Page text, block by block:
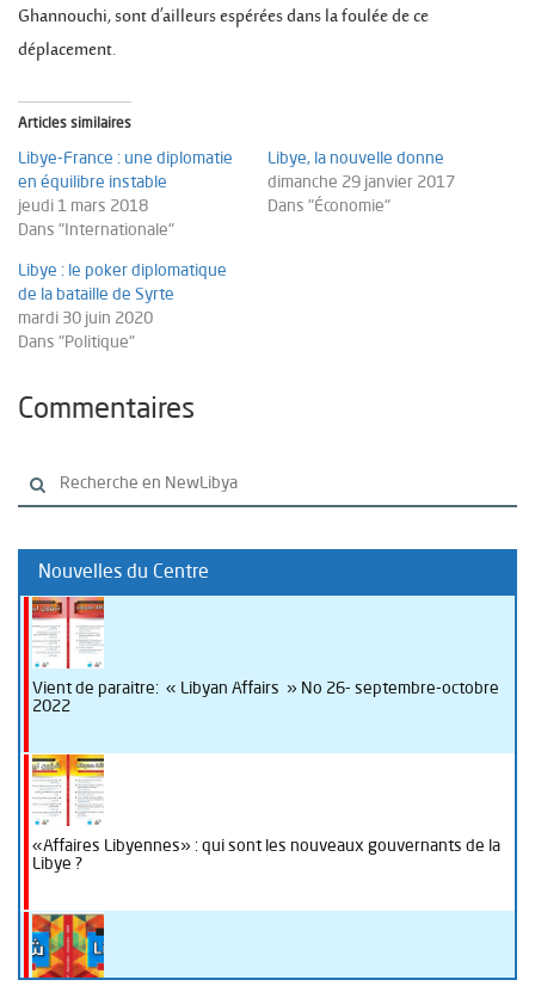
Ghannouchi, sont d’ailleurs espérées dans la foulée de ce
déplacement.
Articles similaires
Libye-France : une diplomatie
en équilibre instable
jeudi 1 mars 2018
Dans "Internationale"
Libye, la nouvelle donne
dimanche 29 janvier 2017
Dans "Économie"
Libye : le poker diplomatique
de la bataille de Syrte
mardi 30 juin 2020
Dans "Politique"
Commentaires
Nouvelles du Centre
Vient de paraitre: « Libyan Affairs » No 26- septembre-octobre
2022
«Affaires Libyennes» : qui sont les nouveaux gouvernants de la
Libye ?